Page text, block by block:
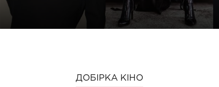
ДОБІРКА КІНО